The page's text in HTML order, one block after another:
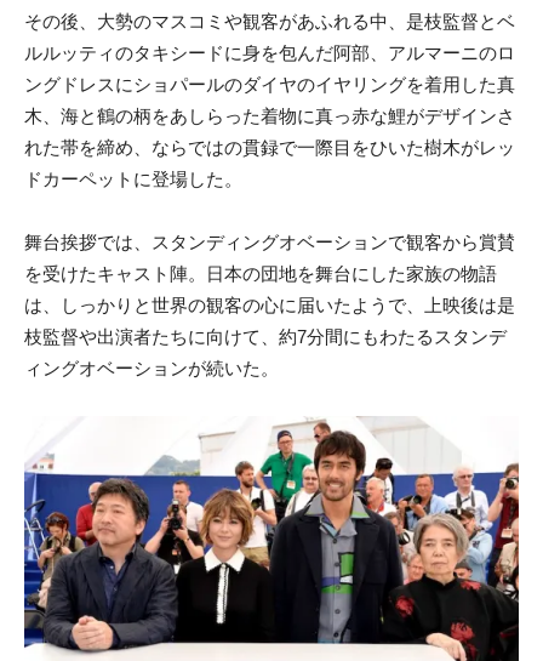
その後、大勢のマスコミや観客があふれる中、是枝監督とベ
ルルッティのタキシードに身を包んだ阿部、アルマーニのロ
ングドレスにショパールのダイヤのイヤリングを着用した真
木、海と鶴の柄をあしらった着物に真っ赤な鯉がデザインさ
れた帯を締め、ならではの貫録で一際目をひいた樹木がレッ
ドカーペットに登場した。
舞台挨拶では、スタンディングオベーションで観客から賞賛
を受けたキャスト陣。日本の団地を舞台にした家族の物語
は、しっかりと世界の観客の心に届いたようで、上映後は是
枝監督や出演者たちに向けて、約7分間にもわたるスタンデ
ィングオベーションが続いた。